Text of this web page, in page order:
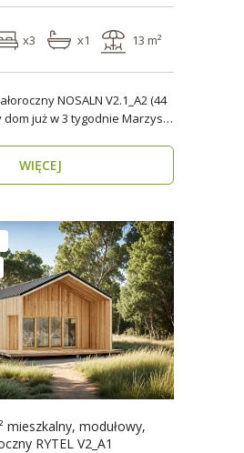
x3 x1 13 m²
NOSALN V2.1_A2 (44
już w 3 tygodnie Marzysz
WIĘCEJ
mieszkalny, modułowy,
RYTEL V2_A1